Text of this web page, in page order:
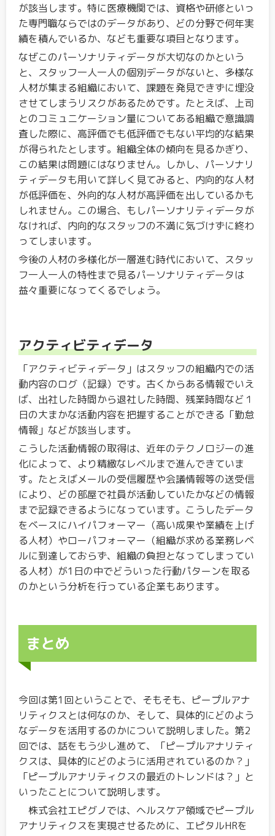
が該当します。特に医療機関では、資格や研修といっ
た専門職ならではのデータがあり、どの分野で何年実
績を積んでいるか、なども重要な項目となります。
なぜこのパーソナリティデータが大切なのかという
と、スタッフ一人一人の個別データがないと、多様な
人材が集まる組織において、課題を発見できずに埋没
させてしまうリスクがあるためです。たとえば、上司
とのコミュニケーション量についてある組織で意識調
査した際に、高評価でも低評価でもない平均的な結果
が得られたとします。組織全体の傾向を見るかぎり、
この結果は問題にはなりません。しかし、パーソナリ
ティデータも用いて詳しく見てみると、内向的な人材
が低評価を、外向的な人材が高評価を出しているかも
しれません。この場合、もしパーソナリティデータが
なければ、内向的なスタッフの不満に気づけずに終わ
ってしまいます。
今後の人材の多様化が一層進む時代において、スタッ
フ一人一人の特性まで見るパーソナリティデータは
益々重要になってくるでしょう。
アクティビティデータ
「アクティビティデータ」はスタッフの組織内での活
動内容のログ（記録）です。古くからある情報でいえ
ば、出社した時間から退社した時間、残業時間など１
日の大まかな活動内容を把握することができる「勤怠
情報」などが該当します。
こうした活動情報の取得は、近年のテクノロジーの進
化によって、より精緻なレベルまで進んできていま
す。たとえばメールの受信履歴や会議情報等の送受信
により、どの部屋で社員が活動していたかなどの情報
まで記録できるようになっています。こうしたデータ
をベースにハイパフォーマー（高い成果や業績を上げ
る人材）やローパフォーマー（組織が求める業務レベ
ルに到達しておらず、組織の負担となってしまってい
る人材）が1日の中でどういった行動パターンを取る
のかという分析を行っている企業もあります。
まとめ
今回は第1回ということで、そもそも、ピープルアナ
リティクスとは何なのか、そして、具体的にどのよう
なデータを活用するのかについて説明しました。第2
回では、話をもう少し進めて、「ピープルアナリティ
クスは、具体的にどのように活用されているのか？」
「ピープルアナリティクスの最近のトレンドは？」と
いったことについて説明します。
株式会社エピグノでは、ヘルスケア領域でピープル
アナリティクスを実現させるために、エピタルHRを